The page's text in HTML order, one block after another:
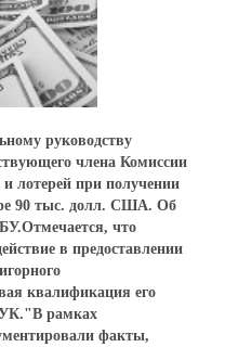
руководству
члена Комиссии
лотерей при получении
90 тыс. долл. США. Об
что
в предоставлении
квалификация его
УК."В рамках
факты,